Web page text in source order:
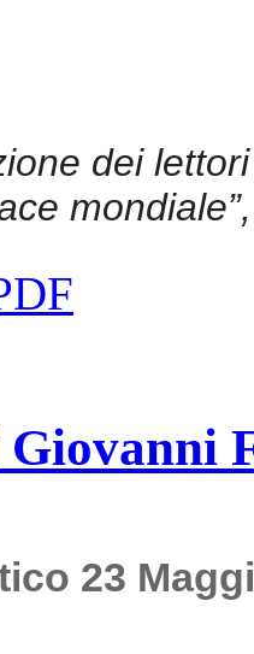
dei
23